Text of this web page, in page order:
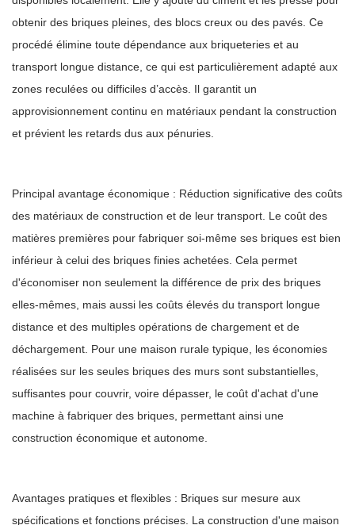
obtenir des briques pleines, des blocs creux ou des pavés. Ce
procédé élimine toute dépendance aux briqueteries et au
transport longue distance, ce qui est particulièrement adapté aux
zones reculées ou difficiles d’accès. Il garantit un
approvisionnement continu en matériaux pendant la construction
et prévient les retards dus aux pénuries.
Principal avantage économique : Réduction significative des coûts
des matériaux de construction et de leur transport. Le coût des
matières premières pour fabriquer soi-même ses briques est bien
inférieur à celui des briques finies achetées. Cela permet
d'économiser non seulement la différence de prix des briques
elles-mêmes, mais aussi les coûts élevés du transport longue
distance et des multiples opérations de chargement et de
déchargement. Pour une maison rurale typique, les économies
réalisées sur les seules briques des murs sont substantielles,
suffisantes pour couvrir, voire dépasser, le coût d'achat d'une
machine à fabriquer des briques, permettant ainsi une
construction économique et autonome.
Avantages pratiques et flexibles : Briques sur mesure aux
spécifications et fonctions précises. La construction d'une maison